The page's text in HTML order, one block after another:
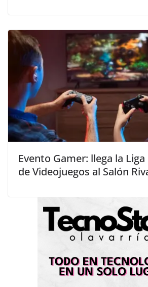
Evento Gamer: llega la
de Videojuegos al Salón